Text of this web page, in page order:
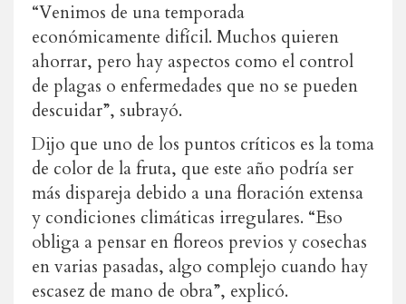
“Venimos de una temporada
económicamente difícil. Muchos quieren
ahorrar, pero hay aspectos como el control
de plagas o enfermedades que no se pueden
descuidar”, subrayó.
Dijo que uno de los puntos críticos es la toma
de color de la fruta, que este año podría ser
más dispareja debido a una floración extensa
y condiciones climáticas irregulares. “Eso
obliga a pensar en floreos previos y cosechas
en varias pasadas, algo complejo cuando hay
escasez de mano de obra”, explicó.